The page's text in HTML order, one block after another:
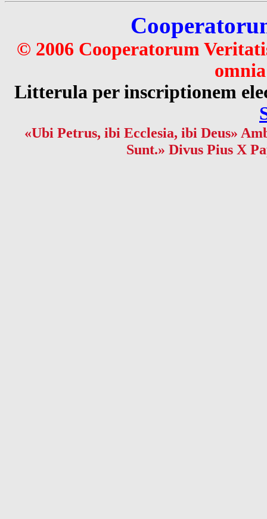
© 2006 Cooperatorum
Litterula per inscriptionem
«Ubi Petrus, ibi Ecclesia, ibi Deus»
Sunt.» Divus Pius X